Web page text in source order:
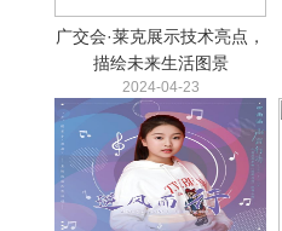
广交会·莱克展示技术亮点，
描绘未来生活图景
2024-04-23